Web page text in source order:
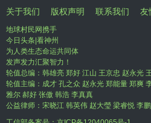
关于我们 版权声明 联系我们 友
地球村民网携手
今日头条|看神州
为人类生态命运共同体
发声发力汇聚智力！
轮值总编：韩雄亮 郑好 江山 王京忠 赵永光
轮值主编：成才 孔之众 赵永光 郑能量 郑爽
雅尔 郝好 张傲 韩浩 李真真
公益律师：宋晓江 韩英伟 赵大瑩 梁睿悦 李